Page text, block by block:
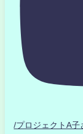
/プロジェクトA